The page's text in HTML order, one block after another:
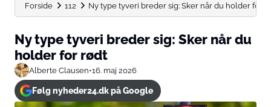
Forside 112 Ny type tyveri breder sig: Sker når du holder for...
Ny type tyveri breder sig: Sker når du
holder for rødt
Alberte Clausen•16. maj 2026
Følg nyheder24.dk på Google